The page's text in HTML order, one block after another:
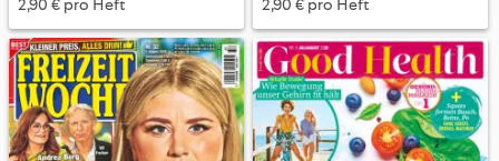
2,90 € pro Heft
2,90 € pro Heft